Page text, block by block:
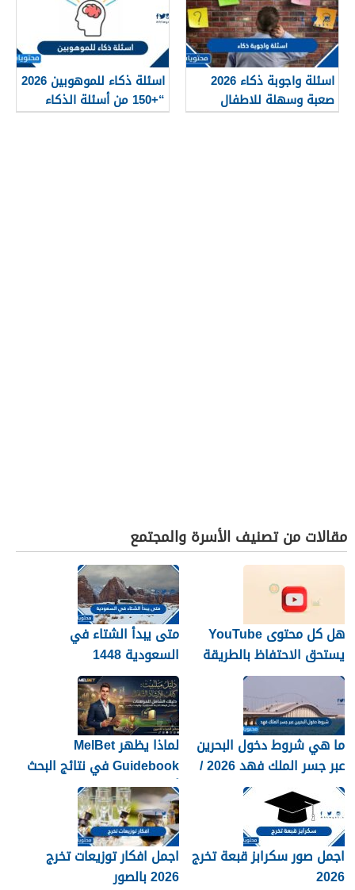
اسئلة واجوبة ذكاء 2026
صعبة وسهلة للاطفال
والكبار
اسئلة ذكاء للموهوبين 2026
“+150 من أسئلة الذكاء
للعباقرة”
مقالات من تصنيف الأسرة والمجتمع
هل كل محتوى YouTube
يستحق الاحتفاظ بالطريقة
نفسها؟
متى يبدأ الشتاء في
السعودية 1448
ما هي شروط دخول البحرين
عبر جسر الملك فهد 2026 /
1448
لماذا يظهر MelBet
Guidebook في نتائج البحث
أكثر من صفحات كثيرة؟
اجمل صور سكرابز قبعة تخرج
2026
اجمل افكار توزيعات تخرج
2026 بالصور